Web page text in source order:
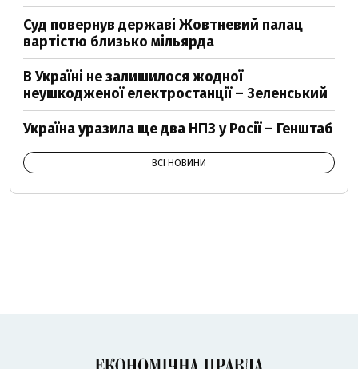
Суд повернув державі Жовтневий палац
вартістю близько мільярда
В Україні не залишилося жодної
неушкодженої електростанції – Зеленський
Україна уразила ще два НПЗ у Росії – Генштаб
ВСІ НОВИНИ